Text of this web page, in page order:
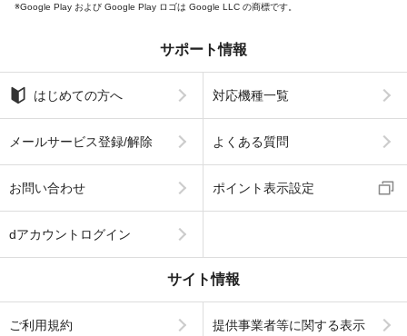
Google Play および Google Play ロゴは Google LLC の商標です。
サポート情報
はじめての方へ 対応機種一覧
メールサービス登録/解除 よくある質問
お問い合わせ ポイント表示設定
dアカウントログイン
サイト情報
ご利用規約 提供事業者等に関する表示